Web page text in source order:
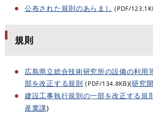
公布された規則のあらまし (PDF/
規則
広島県立総合技術研究所の設備の利用
部を改正する規則 (PDF/134.8KB)(研究
建設工事執行規則の一部を改正する規
産業課)